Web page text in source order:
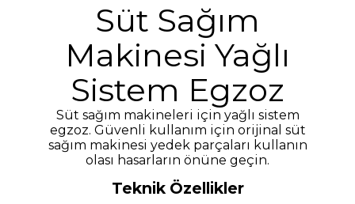
Süt Sağım
Makinesi Yağlı
Sistem Egzoz
Süt sağım makineleri için yağlı sistem
egzoz. Güvenli kullanım için orijinal süt
sağım makinesi yedek parçaları kullanın
olası hasarların önüne geçin.
Teknik Özellikler